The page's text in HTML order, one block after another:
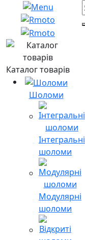
Каталог товарів
Шоломи
Інтегральні
шоломи
Модулярні
шоломи